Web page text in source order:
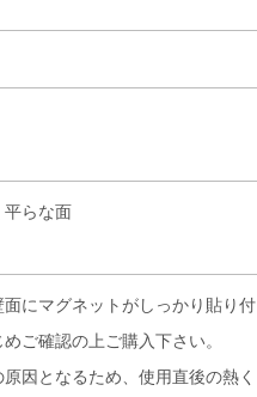
平らな面
にマグネットがしっかり貼り付
ご確認の上ご購入下さい。
因となるため、使用直後の熱く